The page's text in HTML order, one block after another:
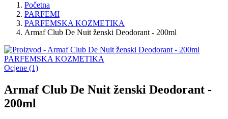
Početna
PARFEMI
PARFEMSKA KOZMETIKA
Armaf Club De Nuit ženski Deodorant - 200ml
PARFEMSKA KOZMETIKA
Ocjene (1)
Armaf Club De Nuit ženski Deodorant -
200ml